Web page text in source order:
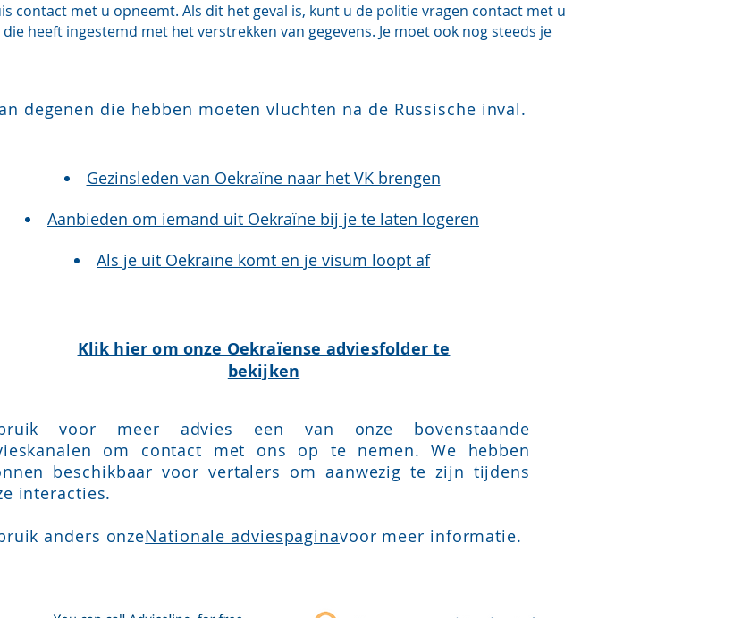
contact met u opneemt. Als dit het geval is, kunt u de politie vragen contact met u
heeft ingestemd met het verstrekken van gegevens. Je moet ook nog steeds je
degenen die hebben moeten vluchten na de Russische inval.
Gezinsleden van Oekraïne naar het VK brengen
Aanbieden om iemand uit Oekraïne bij je te laten logeren
Als je uit Oekraïne komt en je visum loopt af
Klik hier om onze Oekraïense adviesfolder te
bekijken
voor meer advies een van onze bovenstaande
om contact met ons op te nemen. We hebben
beschikbaar voor vertalers om aanwezig te zijn tijdens
interacties.
anders onzeNationale adviespaginavoor meer informatie.